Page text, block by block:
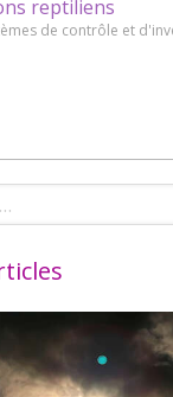
reptiliens
de contrôle et